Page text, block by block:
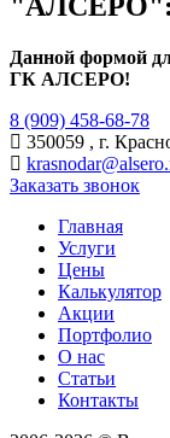
Данной формой
ГК АЛСЕРО!
8 (909) 458-68-78
350059 , г.
Заказать звонок
Главная
Услуги
Цены
Калькулятор
Акции
Портфолио
О нас
Статьи
Контакты